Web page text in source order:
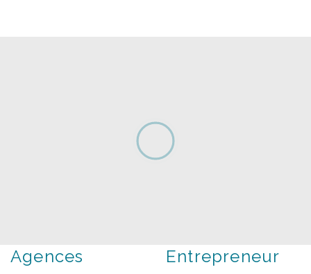
Agences Entrepreneur